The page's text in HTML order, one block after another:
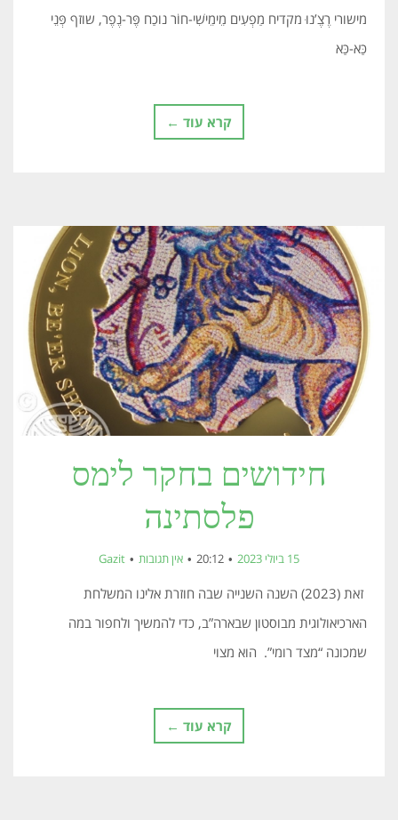
מישורי רֶצֶ’נוּ מקדיח מַפְעִים מֵימֵישִׁי-חוֹר נוכַח פֶּר-נֶפֶר, שוזף פְּנֵי
כַּא-כַּא
קרא עוד ←
חידושים בחקר לימס
פלסתינה
15 ביולי 2023 20:12 אין תגובות Gazit
זאת (2023) השנה השנייה שבה חוזרת אלינו המשלחת
הארכיאולוגית מבוסטון שבארה”ב, כדי להמשיך ולחפור במה
שמכונה “מצד רומי”. הוא מצוי
קרא עוד ←